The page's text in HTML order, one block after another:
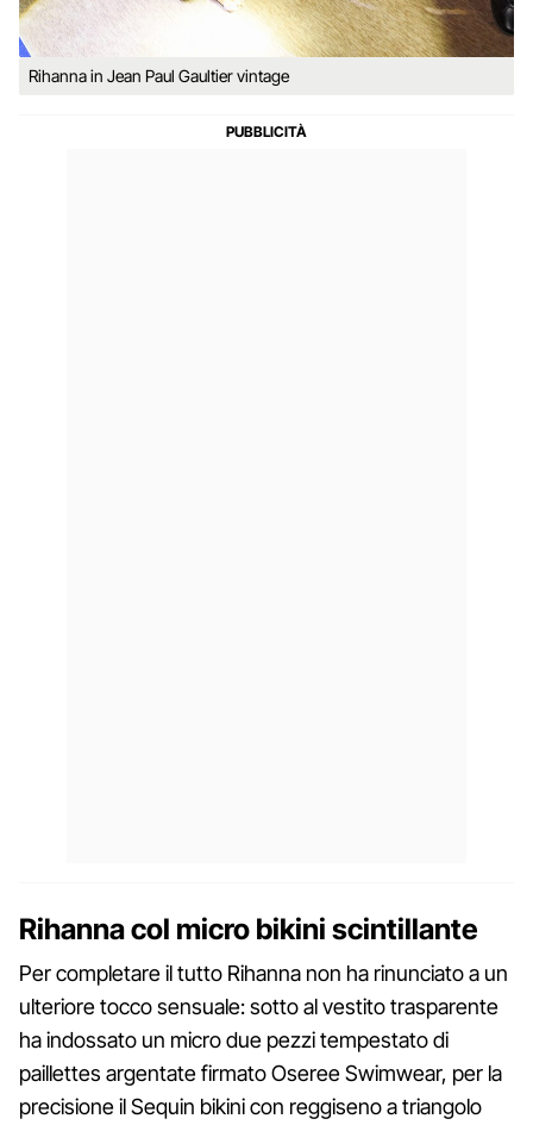
Rihanna in Jean Paul Gaultier vintage
Rihanna col micro bikini scintillante
Per completare il tutto Rihanna non ha rinunciato a un
ulteriore tocco sensuale: sotto al vestito trasparente
ha indossato un micro due pezzi tempestato di
paillettes argentate firmato Oseree Swimwear, per la
precisione il Sequin bikini con reggiseno a triangolo